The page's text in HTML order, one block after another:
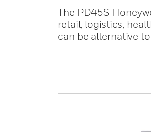
The PD45S
retail, logistics,
can be alternative